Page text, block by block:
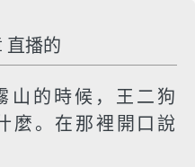
直播的
山的時候，王二狗
麼。在那裡開口說